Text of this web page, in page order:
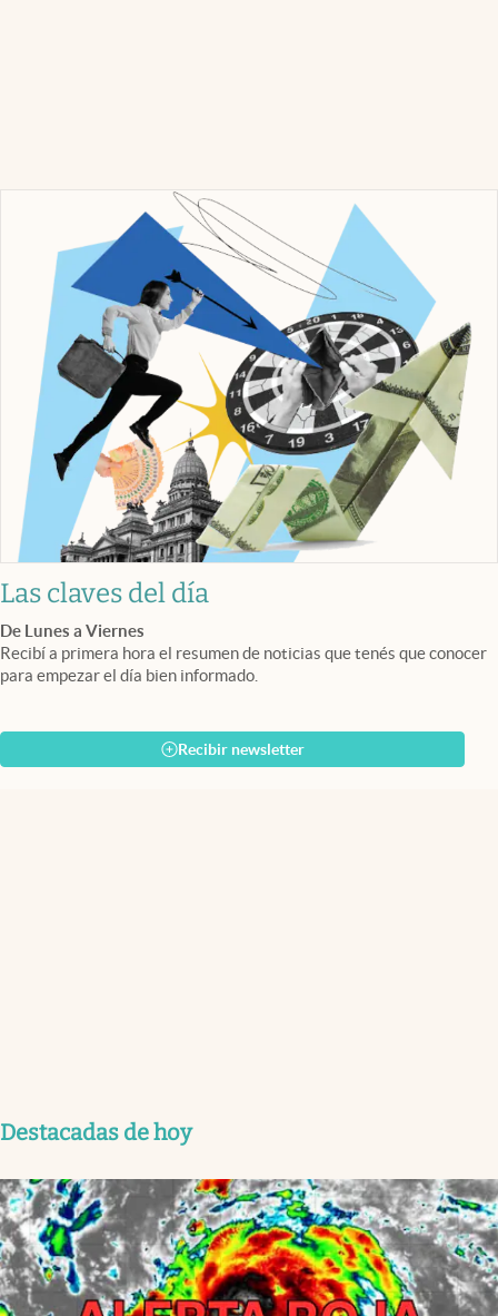
Las claves del día
De Lunes a Viernes
Recibí a primera hora el resumen de noticias que tenés que conocer
para empezar el día bien informado.
Recibir newsletter
Destacadas de hoy